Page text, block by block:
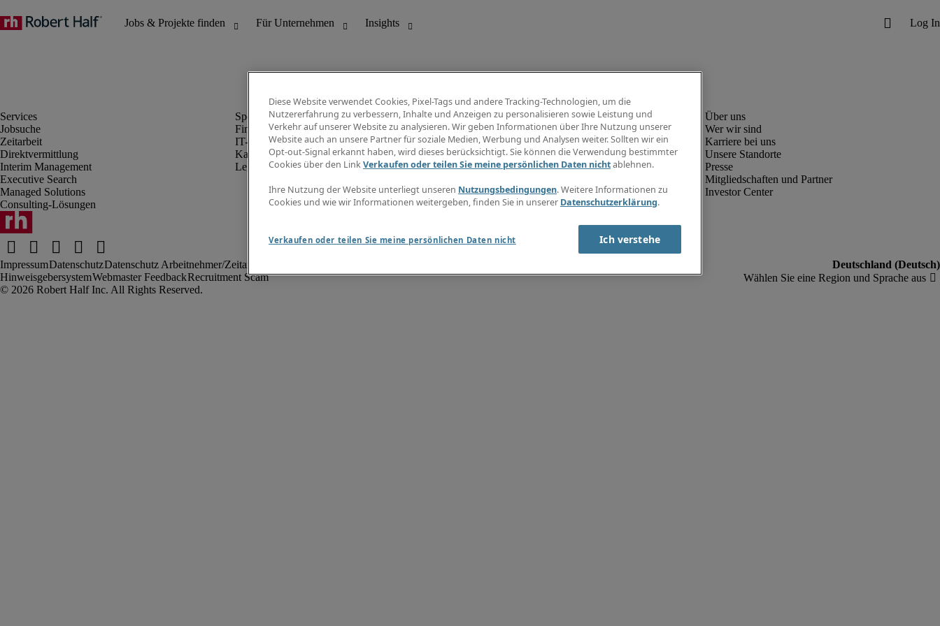
Jobsuche
Zeitarbeit
Direktvermittlung
Interim Management
Executive Search
Managed Solutions
Consulting-Lösungen
Finanz- & Rechnungswesen
IT-Bereich
Kaufmännischer Bereich
Legal
Info Center
Jobübersicht
Gehaltsübersicht
E-Learning
Wer wir sind
Karriere bei uns
Unsere Standorte
Presse
Mitgliedschaften und Partner
Investor Center
ImpressumDatenschutzDatenschutz Arbeitnehmer/Zeitarbeitskräfte
HinweisgebersystemWebmaster FeedbackRecruitment Scam
Diese Website verwendet Cookies, Pixel-Tags und andere Tracking-Technologien, um die
Nutzererfahrung zu verbessern, Inhalte und Anzeigen zu personalisieren sowie Leistung und
Verkehr auf unserer Website zu analysieren. Wir geben Informationen über Ihre Nutzung unserer
Website auch an unsere Partner für soziale Medien, Werbung und Analysen weiter. Sollten wir ein
Opt-out-Signal erkannt haben, wird dieses berücksichtigt. Sie können die Verwendung bestimmter
Cookies über den LinkVerkaufen oder teilen Sie meine persönlichen Daten nichtablehnen.
Ihre Nutzung der Website unterliegt unseren Nutzungsbedingungen. Weitere Informationen zu
Cookies und wie wir Informationen weitergeben, finden Sie in unserer Datenschutzerklärung.
Verkaufen oder teilen Sie meine persönlichen Daten nicht Ich verstehe